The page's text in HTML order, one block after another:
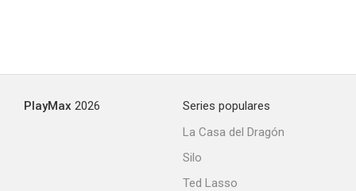
PlayMax 2026
Series populares
La Casa del Dragón
Silo
Ted Lasso